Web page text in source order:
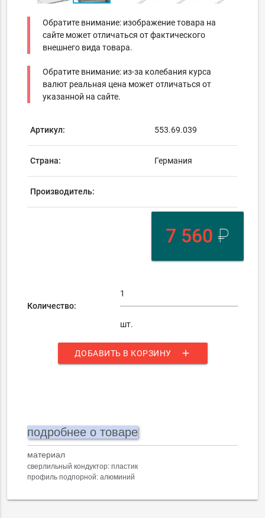
Обратите внимание: изображение товара на
сайте может отличаться от фактического
внешнего вида товара.
Обратите внимание: из-за колебания курса
валют реальная цена может отличаться от
указанной на сайте.
Артикул: 553.69.039
Страна: Германия
Производитель:
7 560 ₽
Количество:
шт.
ДОБАВИТЬ В КОРЗИНУ add
подробнее о товаре
материал
сверлильный кондуктор: пластик
профиль подпорной: алюминий